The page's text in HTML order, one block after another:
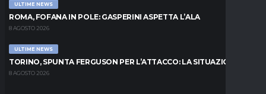
ULTIME NEWS
ROMA, FOFANA IN POLE: GASPERINI ASPETTA L’ALA
8 AGOSTO 2026
ULTIME NEWS
TORINO, SPUNTA FERGUSON PER L’ATTACCO: LA SITUAZIONE
8 AGOSTO 2026